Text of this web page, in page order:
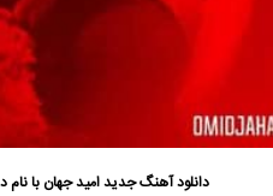
دانلود آهنگ جدیدامید جهان با نام